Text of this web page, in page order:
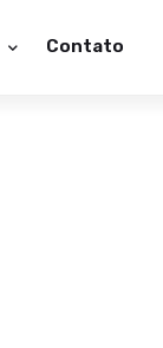
Contato